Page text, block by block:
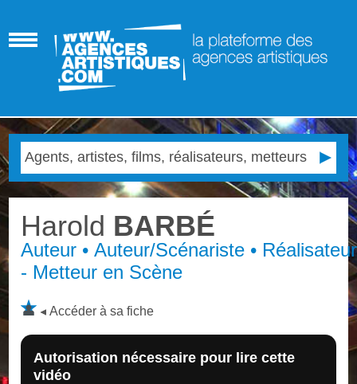
Harold BARBÉ
Auteur • Auteur/Scénariste • Réalisateur
- Metteur en Scène
Accéder à sa fiche
Autorisation nécessaire pour lire cette
vidéo